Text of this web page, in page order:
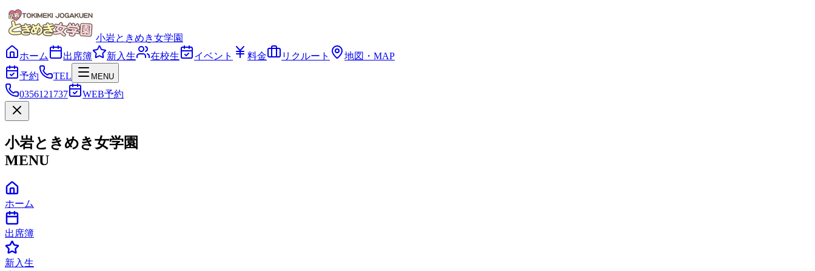
小岩ときめき女学園
ホーム
出席簿 新入生 在校生 イベント 料金 リクルート
地図・MAP
予約
TEL MENU
0356121737 WEB予約
小岩ときめき女学園
MENU
ホーム
出席簿
新入生